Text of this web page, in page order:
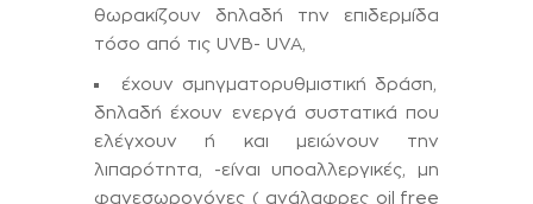
θωρακίζουν δηλαδή την επιδερμίδα
τόσο από τις UVB- UVA,
έχουν σμηγματορυθμιστική δράση,
δηλαδή έχουν ενεργά συστατικά που
ελέγχουν ή και μειώνουν την
λιπαρότητα, -είναι υποαλλεργικές, μη
φαγεσωρογόνες ( ανάλαφρες oil free